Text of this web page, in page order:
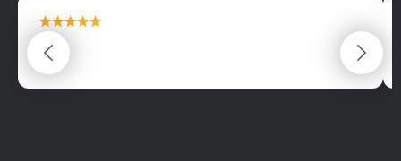
maximální spokojenost
22.06.2025